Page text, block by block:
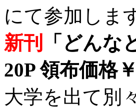
にて参加しま
新刊
「どん
20P 領布価格
大学を出て別